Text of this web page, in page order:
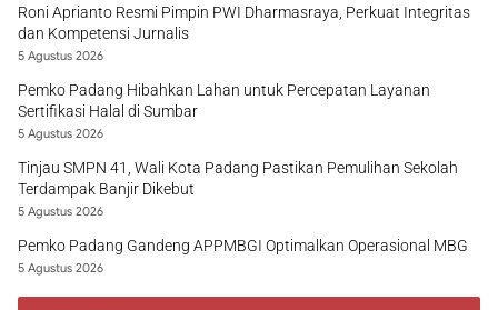
Roni Aprianto Resmi Pimpin PWI Dharmasraya, Perkuat Integritas
dan Kompetensi Jurnalis
5 Agustus 2026
Pemko Padang Hibahkan Lahan untuk Percepatan Layanan
Sertifikasi Halal di Sumbar
5 Agustus 2026
Tinjau SMPN 41, Wali Kota Padang Pastikan Pemulihan Sekolah
Terdampak Banjir Dikebut
5 Agustus 2026
Pemko Padang Gandeng APPMBGI Optimalkan Operasional MBG
5 Agustus 2026